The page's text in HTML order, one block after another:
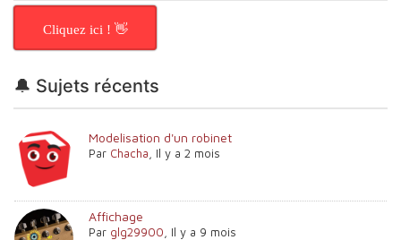
Cliquez ici ! 👋
🔔 Sujets récents
Modelisation d'un robinet
Par Chacha Il y a 2 mois
Affichage
Par glg29900 Il y a 9 mois